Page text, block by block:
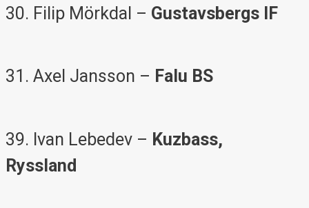
30. Filip Mörkdal – Gustavsbergs IF
31. Axel Jansson – Falu BS
39. Ivan Lebedev – Kuzbass,
Ryssland